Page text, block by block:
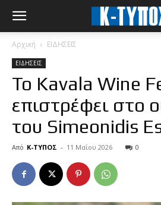
Αρχική ΕΙΔΗΣΕΙΣ
ΕΙΔΗΣΕΙΣ
Το Kavala Wine
επιστρέφει στο
του Simeonidis
Από Κ-ΤΥΠΟΣ - 11 Μαΐου 2026 0